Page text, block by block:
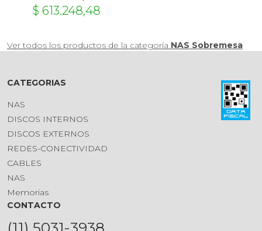
$ 613.248,48
Ver todos los productos de la categoría NAS Sobremesa
CATEGORIAS
NAS
DISCOS INTERNOS
DISCOS EXTERNOS
REDES-CONECTIVIDAD
CABLES
NAS
Memorias
CONTACTO
(11) 5031-3938